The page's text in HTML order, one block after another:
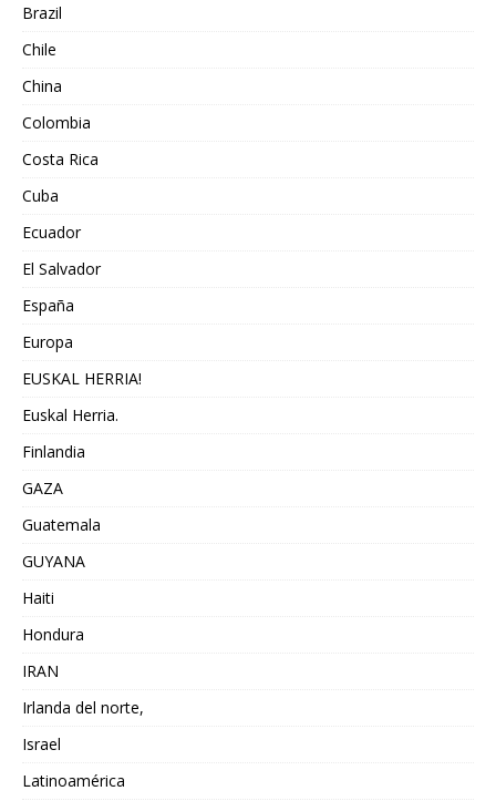
Brazil
Chile
China
Colombia
Costa Rica
Cuba
Ecuador
El Salvador
España
Europa
EUSKAL HERRIA!
Euskal Herria.
Finlandia
GAZA
Guatemala
GUYANA
Haiti
Hondura
IRAN
Irlanda del norte,
Israel
Latinoamérica